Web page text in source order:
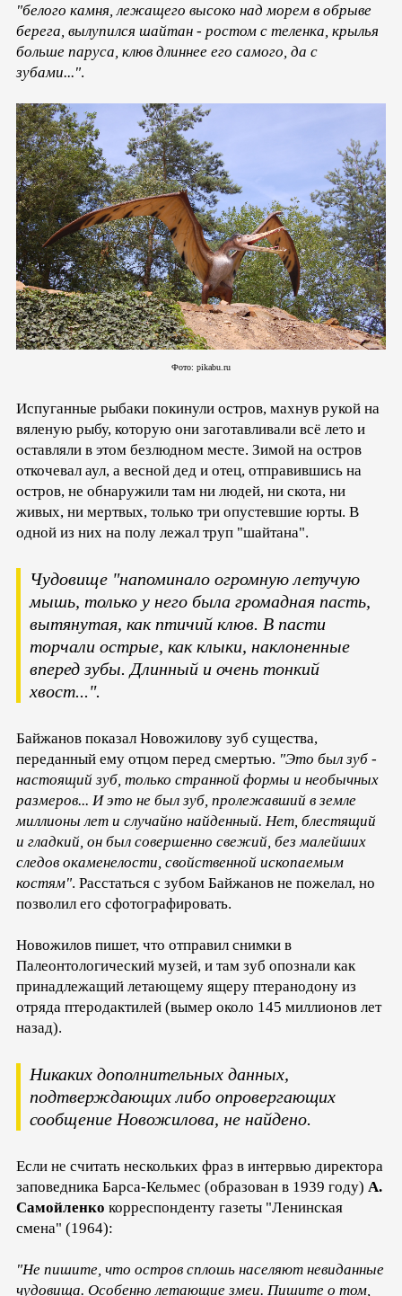
"белого камня, лежащего высоко над морем в обрыве
берега, вылупился шайтан - ростом с теленка, крылья
больше паруса, клюв длиннее его самого, да с
зубами...".
Фото: pikabu.ru
Испуганные рыбаки покинули остров, махнув рукой на
вяленую рыбу, которую они заготавливали всё лето и
оставляли в этом безлюдном месте. Зимой на остров
откочевал аул, а весной дед и отец, отправившись на
остров, не обнаружили там ни людей, ни скота, ни
живых, ни мертвых, только три опустевшие юрты. В
одной из них на полу лежал труп "шайтана".
Чудовище "напоминало огромную летучую
мышь, только у него была громадная пасть,
вытянутая, как птичий клюв. В пасти
торчали острые, как клыки, наклоненные
вперед зубы. Длинный и очень тонкий
хвост...".
Байжанов показал Новожилову зуб существа,
переданный ему отцом перед смертью. "Это был зуб -
настоящий зуб, только странной формы и необычных
размеров... И это не был зуб, пролежавший в земле
миллионы лет и случайно найденный. Нет, блестящий
и гладкий, он был совершенно свежий, без малейших
следов окаменелости, свойственной ископаемым
костям". Расстаться с зубом Байжанов не пожелал, но
позволил его сфотографировать.
Новожилов пишет, что отправил снимки в
Палеонтологический музей, и там зуб опознали как
принадлежащий летающему ящеру птеранодону из
отряда птеродактилей (вымер около 145 миллионов лет
назад).
Никаких дополнительных данных,
подтверждающих либо опровергающих
сообщение Новожилова, не найдено.
Если не считать нескольких фраз в интервью директора
заповедника Барса-Кельмес (образован в 1939 году) А.
Самойленко корреспонденту газеты "Ленинская
смена" (1964):
"Не пишите, что остров сплошь населяют невиданные
чудовища. Особенно летающие змеи. Пишите о том,